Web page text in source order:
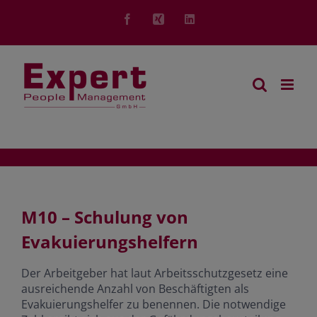
FacebookXing LinkedIn
M10 – Schulung von
Evakuierungshelfern
Der Arbeitgeber hat laut Arbeitsschutzgesetz eine
ausreichende Anzahl von Beschäftigten als
Evakuierungshelfer zu benennen. Die notwendige